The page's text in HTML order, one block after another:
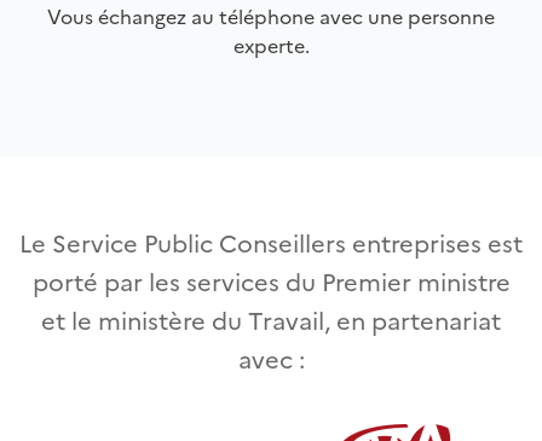
Vous échangez au téléphone avec une personne
experte.
Le Service Public Conseillers entreprises est
porté par les services du Premier ministre
et le ministère du Travail, en partenariat
avec :